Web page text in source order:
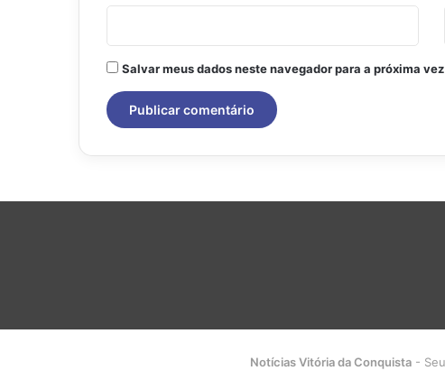
Salvar meus dados neste navegador para a próxima
Notícias Vitória da Conquista- Seu